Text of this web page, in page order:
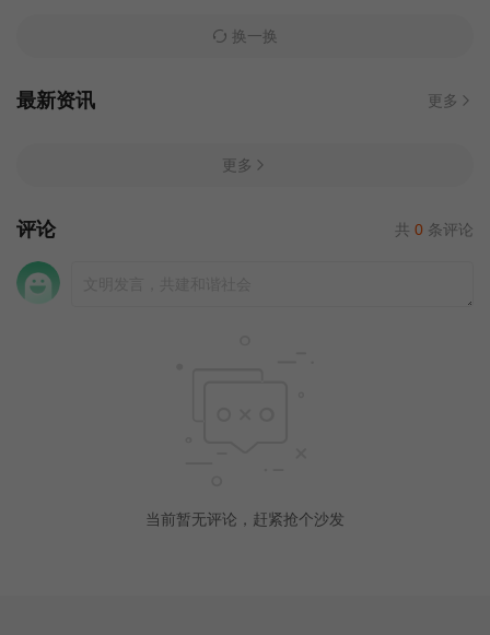
换一换
最新资讯 更多
更多
评论 共 0 条评论
当前暂无评论，赶紧抢个沙发